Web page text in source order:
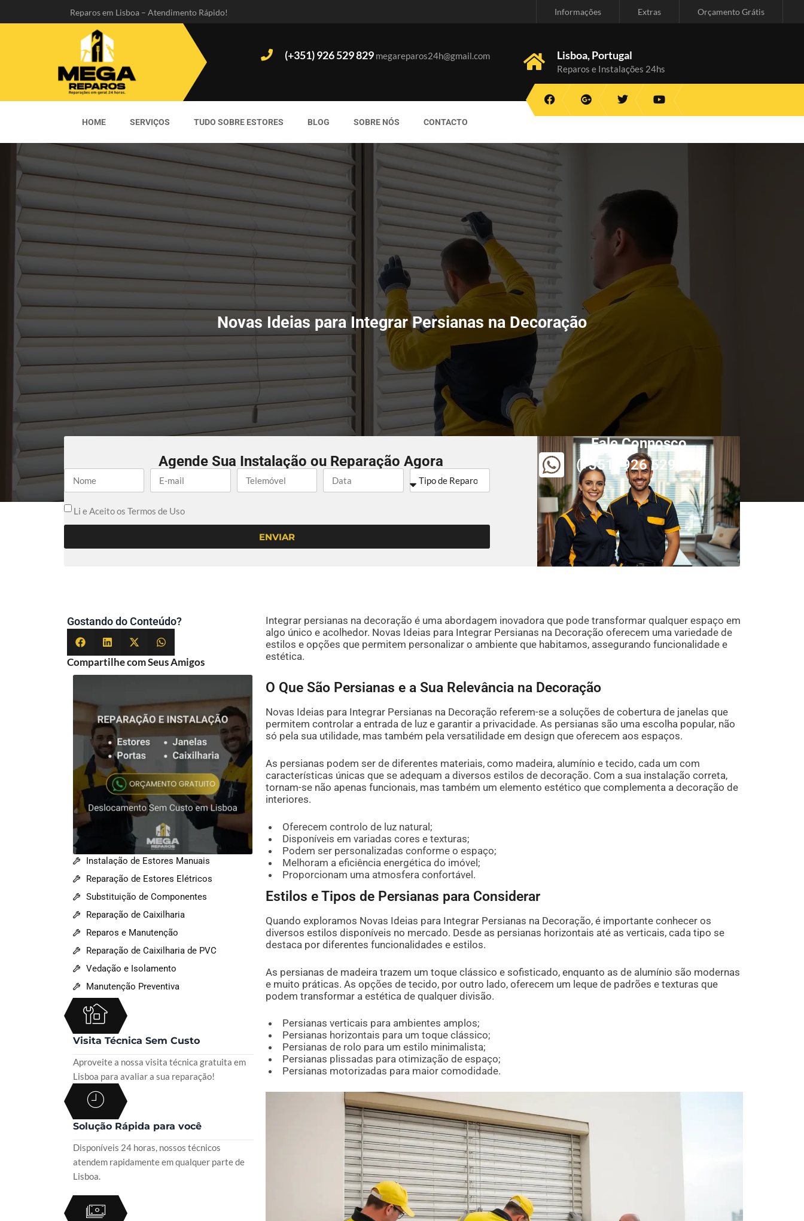
Reparos em Lisboa – Atendimento Rápido! Informações Extras Orçamento Grátis
(+351) 926 529 829 megareparos24h@gmail.com Lisboa, Portugal
Reparos e Instalações 24hs
HOME SERVIÇOS TUDO SOBRE ESTORES BLOG SOBRE NÓS CONTACTO
Novas Ideias para Integrar Persianas na Decoração
Agende Sua Instalação ou Reparação Agora
Li e Aceito os Termos de Uso
ENVIAR
Fale Connosco
(+351) 926 529 829
Integrar persianas na decoração é uma abordagem inovadora que pode transformar qualquer espaço em
algo único e acolhedor. Novas Ideias para Integrar Persianas na Decoração oferecem uma variedade de
estilos e opções que permitem personalizar o ambiente que habitamos, assegurando funcionalidade e
estética.
O Que São Persianas e a Sua Relevância na Decoração
Novas Ideias para Integrar Persianas na Decoração referem-se a soluções de cobertura de janelas que
permitem controlar a entrada de luz e garantir a privacidade. As persianas são uma escolha popular, não
só pela sua utilidade, mas também pela versatilidade em design que oferecem aos espaços.
As persianas podem ser de diferentes materiais, como madeira, alumínio e tecido, cada um com
características únicas que se adequam a diversos estilos de decoração. Com a sua instalação correta,
tornam-se não apenas funcionais, mas também um elemento estético que complementa a decoração de
interiores.
Oferecem controlo de luz natural;
Disponíveis em variadas cores e texturas;
Podem ser personalizadas conforme o espaço;
Melhoram a eficiência energética do imóvel;
Proporcionam uma atmosfera confortável.
Estilos e Tipos de Persianas para Considerar
Quando exploramos Novas Ideias para Integrar Persianas na Decoração, é importante conhecer os
diversos estilos disponíveis no mercado. Desde as persianas horizontais até as verticais, cada tipo se
destaca por diferentes funcionalidades e estilos.
As persianas de madeira trazem um toque clássico e sofisticado, enquanto as de alumínio são modernas
e muito práticas. As opções de tecido, por outro lado, oferecem um leque de padrões e texturas que
podem transformar a estética de qualquer divisão.
Persianas verticais para ambientes amplos;
Persianas horizontais para um toque clássico;
Persianas de rolo para um estilo minimalista;
Persianas plissadas para otimização de espaço;
Persianas motorizadas para maior comodidade.
Gostando do Conteúdo?
Compartilhe com Seus Amigos
Instalação de Estores Manuais
Reparação de Estores Elétricos
Substituição de Componentes
Reparação de Caixilharia
Reparos e Manutenção
Reparação de Caixilharia de PVC
Vedação e Isolamento
Manutenção Preventiva
Visita Técnica Sem Custo
Aproveite a nossa visita técnica gratuita em
Lisboa para avaliar a sua reparação!
Solução Rápida para você
Disponíveis 24 horas, nossos técnicos
atendem rapidamente em qualquer parte de
Lisboa.